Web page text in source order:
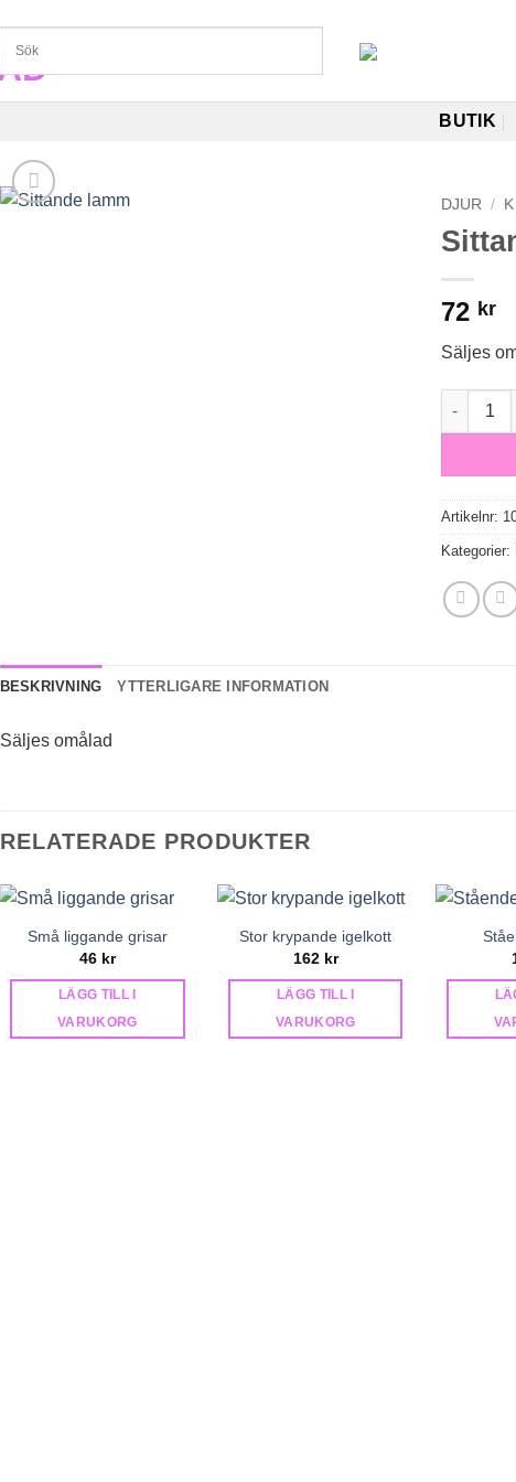
BUTIK
DJUR /
72 kr
Säljes
Sittande
Artikelnr:
Kategorier:
BESKRIVNING YTTERLIGARE INFORMATION
Säljes omålad
RELATERADE PRODUKTER
Små liggande grisar
46 kr
LÄGG TILL I
VARUKORG
Stor krypande igelkott
162 kr
LÄGG TILL I
VARUKORG